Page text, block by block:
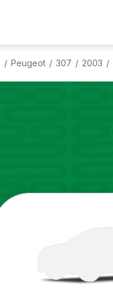
/ Peugeot / 307 / 2003 /